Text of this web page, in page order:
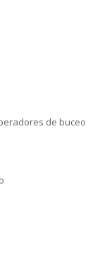
de buceo